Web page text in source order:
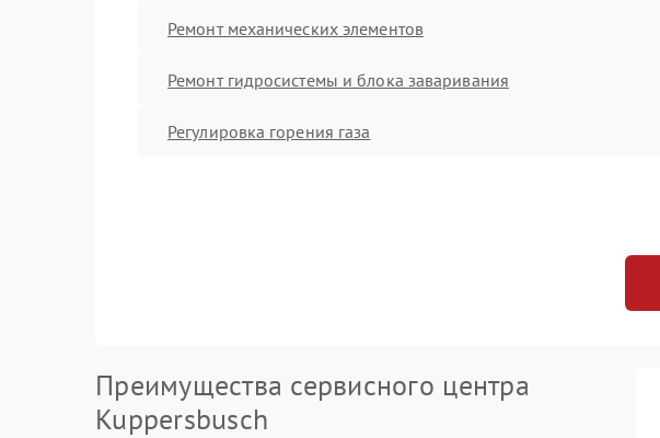
Ремонт механических элементов
Ремонт гидросистемы и блока заваривания
Регулировка горения газа
Преимущества сервисного центра
Kuppersbusch